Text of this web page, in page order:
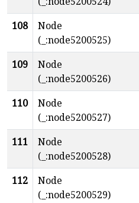
108
Node
(_:node5200525)
109
Node
(_:node5200526)
110
Node
(_:node5200527)
111
Node
(_:node5200528)
112
Node
(_:node5200529)